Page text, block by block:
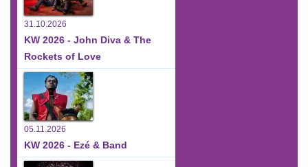
31.10.2026
KW 2026 - John Diva & The
Rockets of Love
05.11.2026
KW 2026 - Ezé & Band